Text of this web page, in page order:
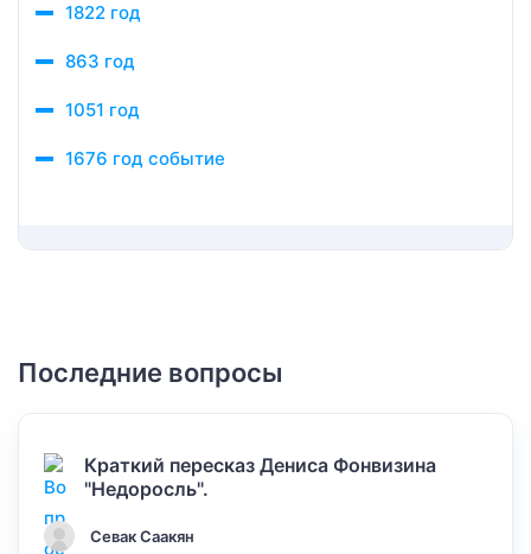
1822 год
863 год
1051 год
1676 год событие
Последние вопросы
Краткий пересказ Дениса Фонвизина
"Недоросль".
Севак Саакян